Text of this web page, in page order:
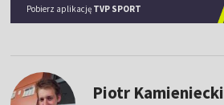
Pobierz aplikację TVP SPORT
Piotr Kamieniecki